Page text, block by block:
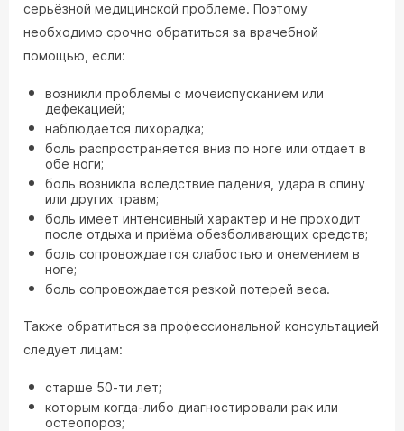
серьёзной медицинской проблеме. Поэтому
необходимо срочно обратиться за врачебной
помощью, если:
возникли проблемы с мочеиспусканием или
дефекацией;
наблюдается лихорадка;
боль распространяется вниз по ноге или отдает в
обе ноги;
боль возникла вследствие падения, удара в спину
или других травм;
боль имеет интенсивный характер и не проходит
после отдыха и приёма обезболивающих средств;
боль сопровождается слабостью и онемением в
ноге;
боль сопровождается резкой потерей веса.
Также обратиться за профессиональной консультацией
следует лицам:
старше 50-ти лет;
которым когда-либо диагностировали рак или
остеопороз;